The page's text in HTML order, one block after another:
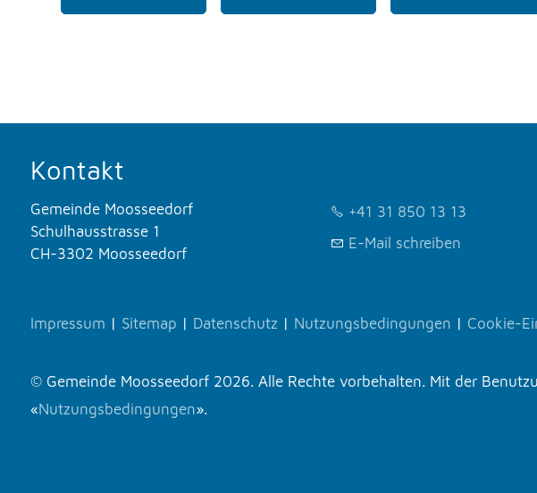
Kontakt
Gemeinde Moosseedorf
Schulhausstrasse 1
CH-3302 Moosseedorf
+41 31 850 13 13
E-Mail schreiben
Impressum | Sitemap | Datenschutz | Nutzungsbedingungen | Cookie-
© Gemeinde Moosseedorf 2026. Alle Rechte vorbehalten. Mit der
«Nutzungsbedingungen».